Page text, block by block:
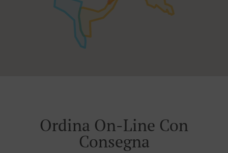
Ordina On-Line Con
Consegna